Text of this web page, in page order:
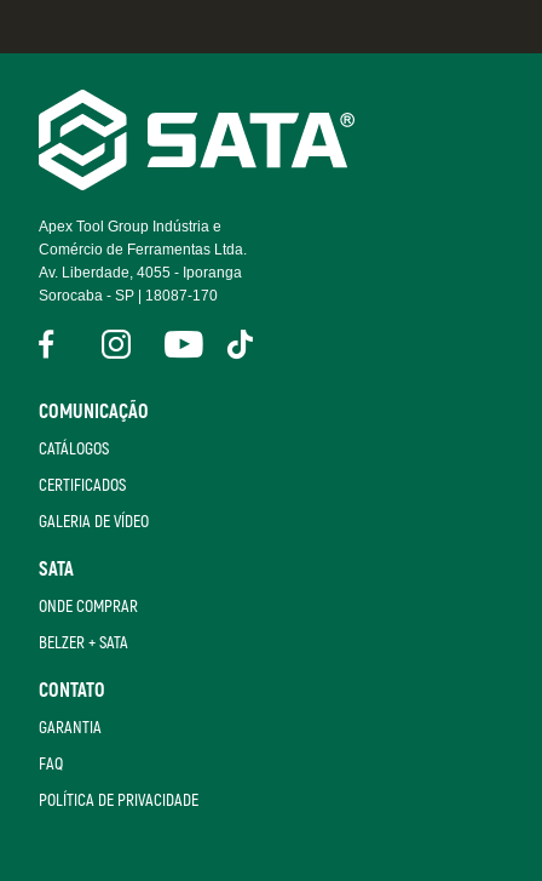
Footer
Navigation
Apex Tool Group Indústria e
Comércio de Ferramentas Ltda.
Av. Liberdade, 4055 - Iporanga
Sorocaba - SP | 18087-170
COMUNICAÇÃO
CATÁLOGOS
CERTIFICADOS
GALERIA DE VÍDEO
SATA
ONDE COMPRAR
BELZER + SATA
CONTATO
GARANTIA
FAQ
POLÍTICA DE PRIVACIDADE